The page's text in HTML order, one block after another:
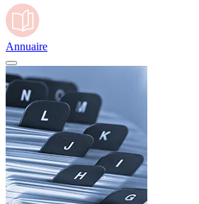
Annuaire